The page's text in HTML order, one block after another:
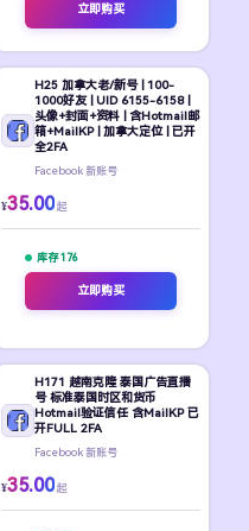
立即购买
H25 加拿大老/新号 | 100-
1000好友 | UID 6155-6158 |
头像+封面+资料 | 含Hotmail邮
箱+MailKP | 加拿大定位 | 已开
全2FA
Facebook 新账号
¥35.00 起
库存 176
立即购买
H171 越南克隆 泰国广告直播
号 标准泰国时区和货币
Hotmail验证信任 含MailKP 已
开FULL 2FA
Facebook 新账号
¥35.00 起